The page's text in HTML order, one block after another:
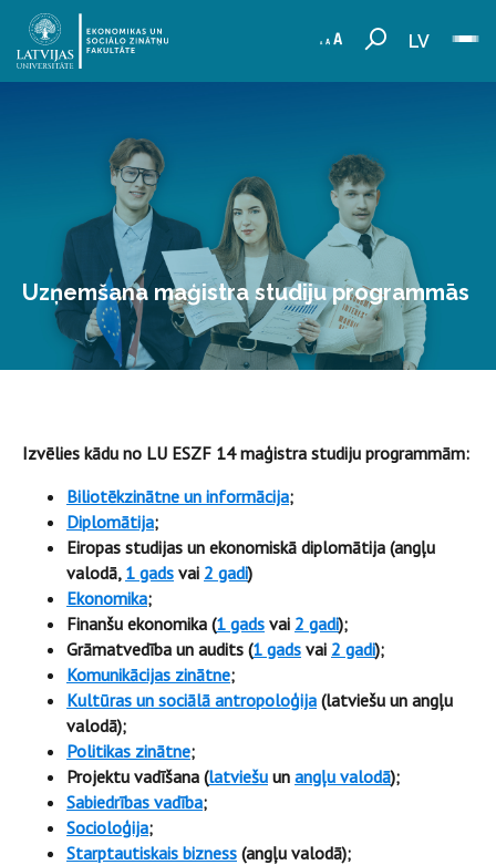
LV
Uzņemšana maģistra studiju programmās
Izvēlies kādu no LU ESZF 14 maģistra studiju programmām:
Biliotēkzinātne un informācija;
Diplomātija;
Eiropas studijas un ekonomiskā diplomātija (angļu
valodā, 1 gads vai 2 gadi)
Ekonomika;
Finanšu ekonomika (1 gads vai 2 gadi);
Grāmatvedība un audits (1 gads vai 2 gadi);
Komunikācijas zinātne;
Kultūras un sociālā antropoloģija (latviešu un angļu
valodā);
Politikas zinātne;
Projektu vadīšana (latviešu un angļu valodā);
Sabiedrības vadība;
Socioloģija;
Starptautiskais bizness (angļu valodā);